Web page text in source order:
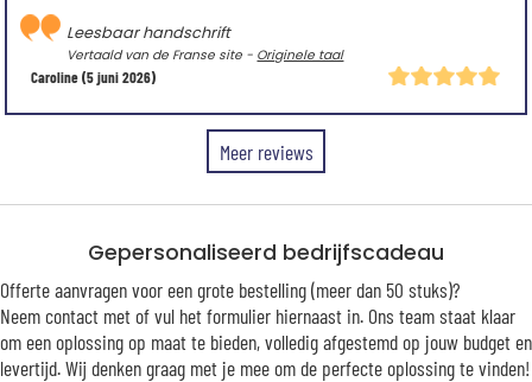
Caroline(5 juni 2026)
Leesbaar handschrift
Vertaald van de Franse site - Originele taal
Meer reviews
Gepersonaliseerd bedrijfscadeau
Offerte aanvragen voor een grote bestelling (meer dan 50 stuks)?
Neem contact met of vul het formulier hiernaast in. Ons team staat klaar
om een oplossing op maat te bieden, volledig afgestemd op jouw budget en
levertijd. Wij denken graag met je mee om de perfecte oplossing te vinden!